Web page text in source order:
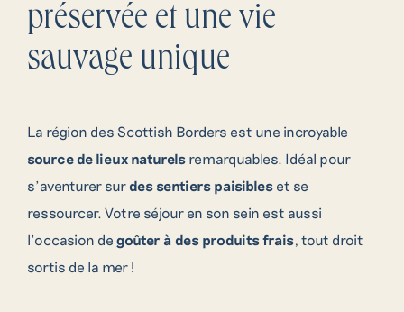
préservée et une vie
sauvage unique
La région des Scottish Borders est une incroyable
source de lieux naturels remarquables. Idéal pour
s’aventurer surdes sentiers paisibles et se
ressourcer. Votre séjour en son sein est aussi
l’occasion de goûter à des produits frais, tout droit
sortis de la mer !